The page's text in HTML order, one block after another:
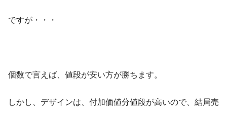
ですが・・・
個数で言えば、値段が安い方が勝ちます。
しかし、デザインは、付加価値分値段が高いので、結局売